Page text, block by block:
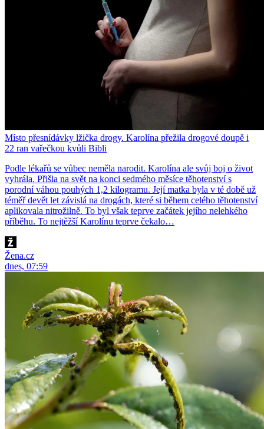
Místo přesnídávky lžička drogy. Karolína přežila drogové doupě i
22 ran vařečkou kvůli Bibli
Podle lékařů se vůbec neměla narodit. Karolína ale svůj boj o život
vyhrála. Přišla na svět na konci sedmého měsíce těhotenství s
porodní váhou pouhých 1,2 kilogramu. Její matka byla v té době už
téměř devět let závislá na drogách, které si během celého těhotenství
aplikovala nitrožilně. To byl však teprve začátek jejího nelehkého
příběhu. To nejtěžší Karolínu teprve čekalo…
Žena.cz
dnes, 07:59